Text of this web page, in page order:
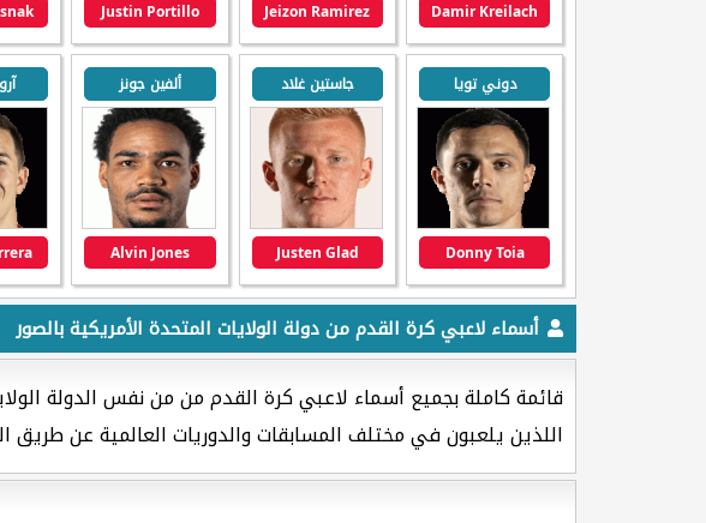
Damir Kreilach
Jeizon Ramirez
Justin Portillo
دوني تويا
Donny Toia
جاستين غلاد
Justen Glad
ألفين جونز
Alvin Jones
أسماء لاعبي كرة القدم من دولة الولايات المتحدة الأمريكية بالصور
قائمة كاملة بجميع أسماء لاعبي كرة القدم من من نفس الدولة
اللذين يلعبون في مختلف المسابقات والدوريات العالمية عن طريق